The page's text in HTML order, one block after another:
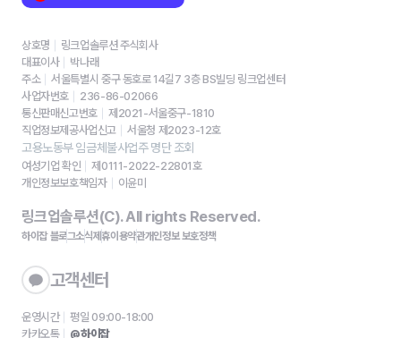
상호명
링크업솔루션 주식회사
대표이사
박나래
주소
서울특별시 중구 동호로 14길7 3층 BS빌딩 링크업센터
사업자번호
236-86-02066
통신판매신고번호
제2021-서울중구-1810
직업정보제공사업신고
서울청 제2023-12호
고용노동부 임금체불사업주 명단 조회
여성기업 확인
제0111-2022-22801호
개인정보보호책임자
이윤미
링크업솔루션(C). All rights Reserved.
하이잡 블로그소식제휴이용약관개인정보 보호정책
고객센터
운영시간
평일 09:00-18:00
카카오톡
@하이잡